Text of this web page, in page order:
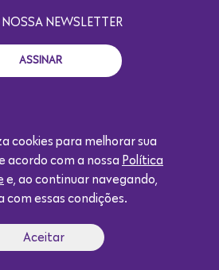
NOSSA NEWSLETTER
ASSINAR
direitos reservados. Design por
cookies para melhorar sua
acordo com a nossa Política
e, ao continuar navegando,
com essas condições.
Aceitar